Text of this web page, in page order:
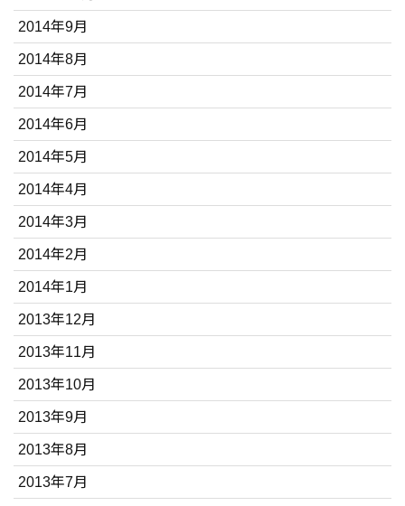
2014年9月
2014年8月
2014年7月
2014年6月
2014年5月
2014年4月
2014年3月
2014年2月
2014年1月
2013年12月
2013年11月
2013年10月
2013年9月
2013年8月
2013年7月